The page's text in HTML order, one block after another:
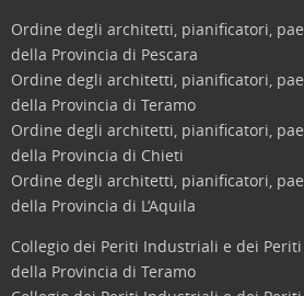
Ordine degli architetti, pianificatori,
della Provincia di Pescara
Ordine degli architetti, pianificatori,
della Provincia di Teramo
Ordine degli architetti, pianificatori,
della Provincia di Chieti
Ordine degli architetti, pianificatori,
della Provincia di L’Aquila
Collegio dei Periti Industriali e dei
della Provincia di Teramo